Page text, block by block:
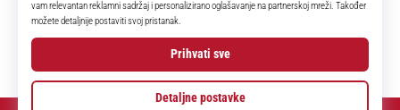
donosimo ti najbolje i najnovije proizvode iz svijeta nogometa.
Facebook
Instagram